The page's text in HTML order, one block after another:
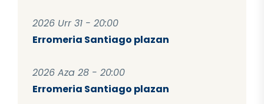
2026 Urr 31 - 20:00
Erromeria Santiago plazan
2026 Aza 28 - 20:00
Erromeria Santiago plazan